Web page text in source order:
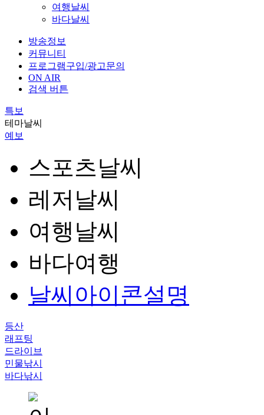
여행날씨
바다날씨
방송정보
커뮤니티
프로그램구입/광고문의
ON AIR
검색 버튼
특보
테마날씨
예보
스포츠날씨
레저날씨
여행날씨
바다여행
날씨아이콘설명
등산
래프팅
드라이브
민물낚시
바다낚시